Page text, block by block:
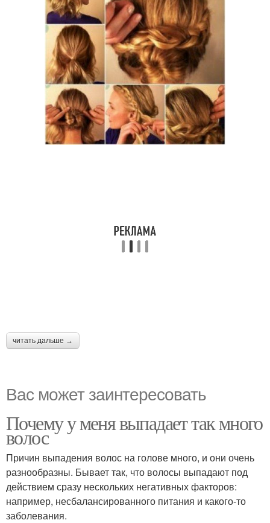
читать дальше →
Вас может заинтересовать
Почему у меня выпадает так много
волос
Причин выпадения волос на голове много, и они очень
разнообразны. Бывает так, что волосы выпадают под
действием сразу нескольких негативных факторов:
например, несбалансированного питания и какого-то
заболевания.